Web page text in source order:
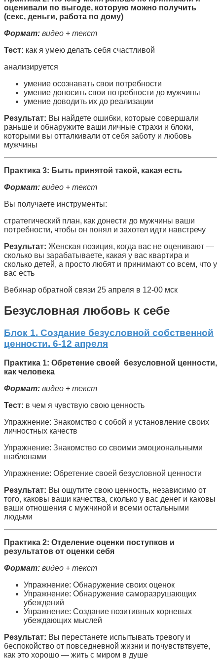
оценивали по выгоде, которую можно получить
(секс, деньги, работа по дому)
Формат: видео + текст
Тест: как я умею делать себя счастливой
анализируется
умение осознавать свои потребности
умение доносить свои потребности до мужчины
умение доводить их до реализации
Результат: Вы найдете ошибки, которые совершали
раньше и обнаружите ваши личные страхи и блоки,
которыми вы отталкивали от себя заботу и любовь
мужчины
Практика 3: Быть принятой такой, какая есть
Формат: видео + текст
Вы получаете инструменты:
стратегический план, как донести до мужчины ваши
потребности, чтобы он понял и захотел идти навстречу
Результат: Женская позиция, когда вас не оценивают —
сколько вы зарабатываете, какая у вас квартира и
сколько детей, а просто любят и принимают со всем, что у
вас есть
Вебинар обратной связи 25 апреля в 12-00 мск
Безусловная любовь к себе
Блок 1. Создание безусловной собственной
ценности. 6-12 апреля
Практика 1: Обретение своей безусловной ценности,
как человека
Формат: видео + текст
Тест: в чем я чувствую свою ценность
Упражнение: Знакомство с собой и установление своих
личностных качеств
Упражнение: Знакомство со своими эмоциональными
шаблонами
Упражнение: Обретение своей безусловной ценности
Результат: Вы ощутите свою ценность, независимо от
того, каковы ваши качества, сколько у вас денег и каковы
ваши отношения с мужчиной и всеми остальными
людьми
Практика 2: Отделение оценки поступков и
результатов от оценки себя
Формат: видео + текст
Упражнение: Обнаружение своих оценок
Упражнение: Обнаружение саморазрушающих
убеждений
Упражнение: Создание позитивных корневых
убеждающих мыслей
Результат: Вы перестанете испытывать тревогу и
беспокойство от повседневной жизни и почувствтвуете,
как это хорошо — жить с миром в душе